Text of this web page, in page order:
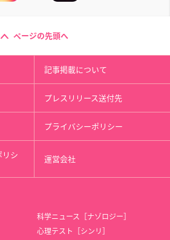
ページの先頭へ
記事掲載について
プレスリリース送付先
プライバシーポリシー
シ 運営会社
科学ニュース［ナゾロジー］
心理テスト［シンリ］